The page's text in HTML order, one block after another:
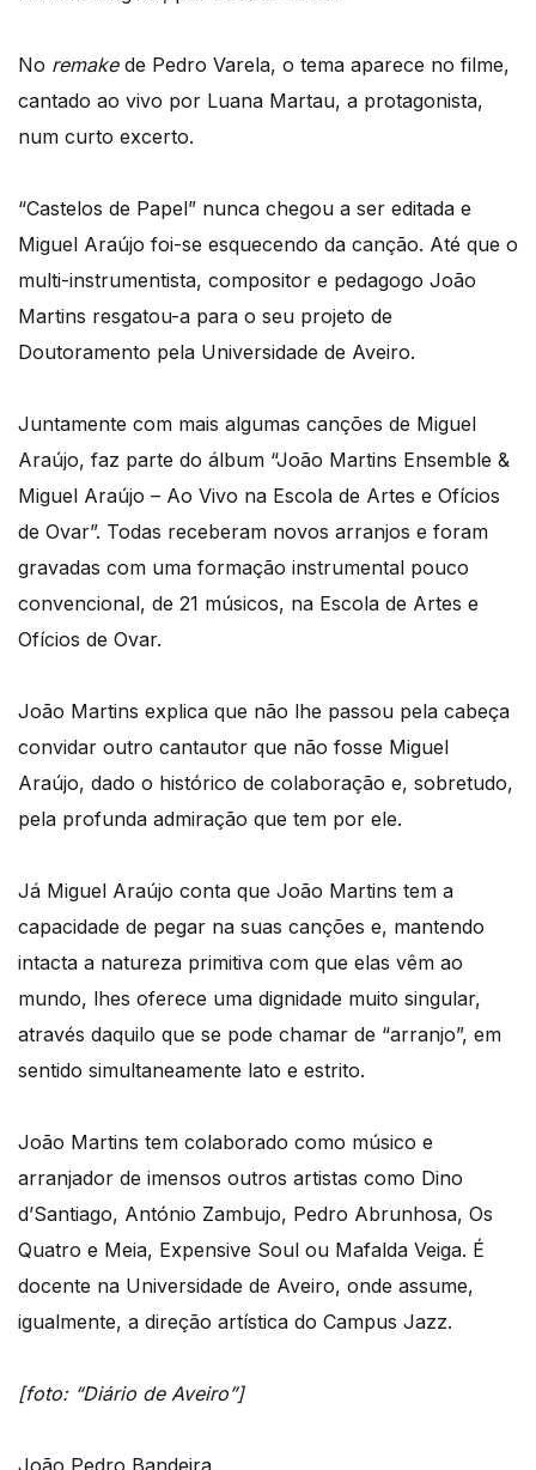
No remakede Pedro Varela, o tema aparece no filme,
cantado ao vivo por Luana Martau, a protagonista,
num curto excerto.
“Castelos de Papel” nunca chegou a ser editada e
Miguel Araújo foi-se esquecendo da canção. Até que o
multi-instrumentista, compositor e pedagogo João
Martins resgatou-a para o seu projeto de
Doutoramento pela Universidade de Aveiro.
Juntamente com mais algumas canções de Miguel
Araújo, faz parte do álbum “João Martins Ensemble &
Miguel Araújo – Ao Vivo na Escola de Artes e Ofícios
de Ovar”. Todas receberam novos arranjos e foram
gravadas com uma formação instrumental pouco
convencional, de 21 músicos, na Escola de Artes e
Ofícios de Ovar.
João Martins explica que não lhe passou pela cabeça
convidar outro cantautor que não fosse Miguel
Araújo, dado o histórico de colaboração e, sobretudo,
pela profunda admiração que tem por ele.
Já Miguel Araújo conta que João Martins tem a
capacidade de pegar na suas canções e, mantendo
intacta a natureza primitiva com que elas vêm ao
mundo, lhes oferece uma dignidade muito singular,
através daquilo que se pode chamar de “arranjo”, em
sentido simultaneamente lato e estrito.
João Martins tem colaborado como músico e
arranjador de imensos outros artistas como Dino
d’Santiago, António Zambujo, Pedro Abrunhosa, Os
Quatro e Meia, Expensive Soul ou Mafalda Veiga. É
docente na Universidade de Aveiro, onde assume,
igualmente, a direção artística do Campus Jazz.
[foto: “Diário de Aveiro”]
João Pedro Bandeira